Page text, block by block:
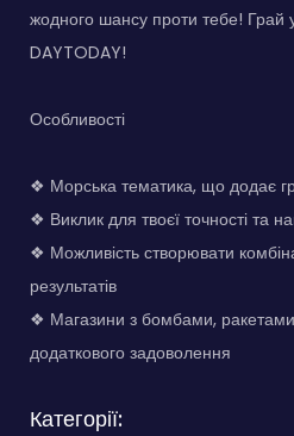
жодного шансу проти тебе! Грай
DAYTODAY!
Особливості
❖ Морська тематика, що додає
❖ Виклик для твоєї точності та
❖ Можливість створювати
результатів
❖ Магазини з бомбами,
додаткового задоволення
Категорії: